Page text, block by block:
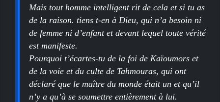
Mais tout homme intelligent rit de cela et si tu as
de la raison. tiens t-en à Dieu, qui n’a besoin ni
de femme ni d’enfant et devant lequel toute vérité
est manifeste.
Pourquoi t’écartes-tu de la foi de Kaïoumors et
de la voie et du culte de Tahmouras, qui ont
déclaré que le maître du monde était un et qu’il
n’y a qu’à se soumettre entièrement à lui.